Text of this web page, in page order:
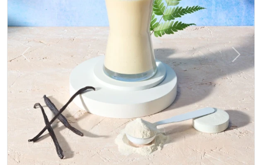
Previous Next